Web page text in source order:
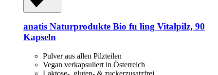
anatis Naturprodukte Bio fu ling Vitalpilz, 90
Kapseln
Pulver aus allen Pilzteilen
Vegan verkapsuliert in Österreich
Laktose-, gluten- & zuckerzusatzfrei